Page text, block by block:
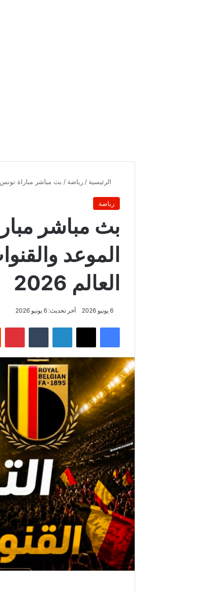
الرئيسية / رياضة / بث مباشر مباراة تونس
رياضة
بث مباشر
الموعد
العالم 2026
6 يونيو 2026 آخر تحديث: 6 يونيو 2026
فيسبوك لينكدإن